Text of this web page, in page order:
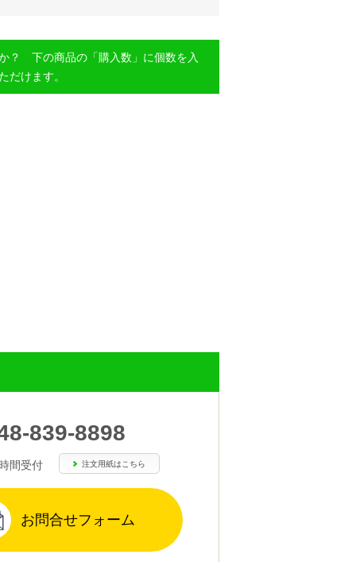
？ 下の商品の「購入数」に個数を入
だけます。
839-8898
間受付 注文用紙はこちら
お問合せフォーム